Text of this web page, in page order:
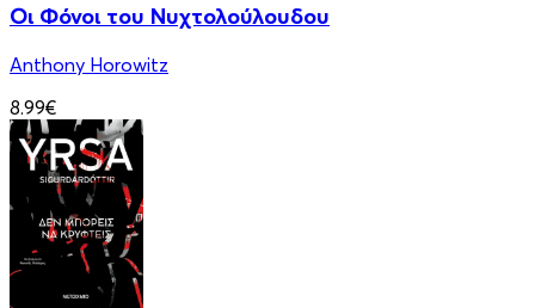
Οι Φόνοι του Νυχτολούλουδου
Anthony Horowitz
8.99€